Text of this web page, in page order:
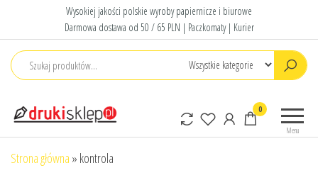
treści
Wysokiej jakości polskie wyroby papiernicze i biurowe
Darmowa dostawa od 50 / 65 PLN | Paczkomaty | Kurier
sklep Menu
0
Strona główna » kontrola